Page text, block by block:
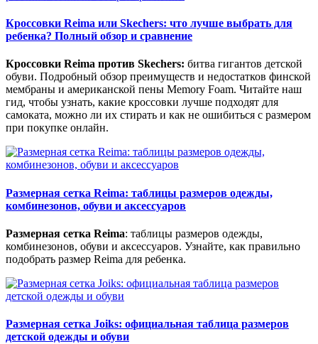
Кроссовки Reima или Skechers: что лучше выбрать для
ребенка? Полный обзор и сравнение
Кроссовки Reima против Skechers: битва гигантов детской
обуви. Подробный обзор преимуществ и недостатков финской
мембраны и американской пены Memory Foam. Читайте наш
гид, чтобы узнать, какие кроссовки лучше подходят для
самоката, можно ли их стирать и как не ошибиться с размером
при покупке онлайн.
Размерная сетка Reima: таблицы размеров одежды,
комбинезонов, обуви и аксессуаров
Размерная сетка Reima: таблицы размеров одежды,
комбинезонов, обуви и аксессуаров. Узнайте, как правильно
подобрать размер Reima для ребенка.
Размерная сетка Joiks: официальная таблица размеров
детской одежды и обуви